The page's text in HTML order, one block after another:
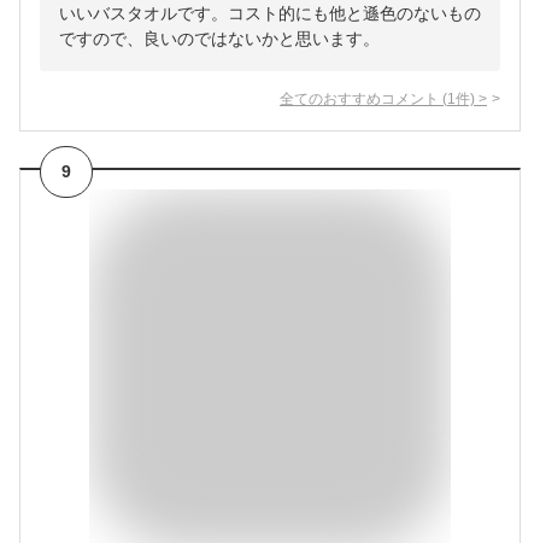
いいバスタオルです。コスト的にも他と遜色のないもの
ですので、良いのではないかと思います。
全てのおすすめコメント (1 件) >
9